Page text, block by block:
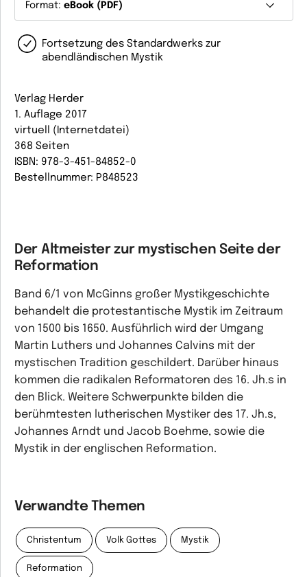
Format: eBook (PDF)
Fortsetzung des Standardwerks zur
abendländischen Mystik
Verlag Herder
1. Auflage 2017
virtuell (Internetdatei)
368 Seiten
ISBN: 978-3-451-84852-0
Bestellnummer: P848523
Der Altmeister zur mystischen Seite der
Reformation
Band 6/1 von McGinns großer Mystikgeschichte
behandelt die protestantische Mystik im Zeitraum
von 1500 bis 1650. Ausführlich wird der Umgang
Martin Luthers und Johannes Calvins mit der
mystischen Tradition geschildert. Darüber hinaus
kommen die radikalen Reformatoren des 16. Jh.s in
den Blick. Weitere Schwerpunkte bilden die
berühmtesten lutherischen Mystiker des 17. Jh.s,
Johannes Arndt und Jacob Boehme, sowie die
Mystik in der englischen Reformation.
Verwandte Themen
Christentum Volk Gottes Mystik
Reformation